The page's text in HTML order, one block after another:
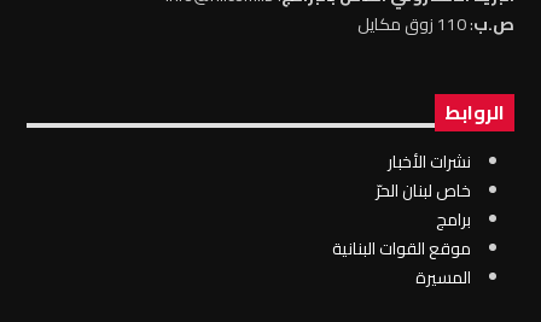
ص.ب: 110 زوق مكايل
الروابط
نشرات الأخبار
خاص لبنان الحرّ
برامج
موقع القوات البنانية
المسيرة